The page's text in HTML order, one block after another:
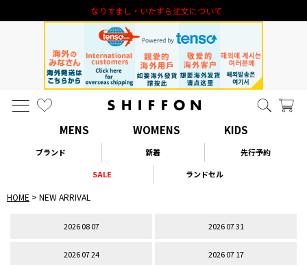
なりすまし・いたずら注文について
MENS WOMENS KIDS
ブランド 新着
先行予約
SALE
ランドセル
HOME NEW ARRIVAL
2026 08 07 2026 07 31
2026 07 24 2026 07 17